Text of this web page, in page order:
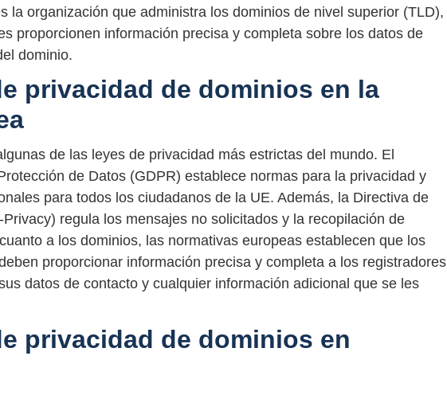
la organización que administra los dominios de nivel superior (TLD),
proporcionen información precisa y completa sobre los datos de
dominio.
privacidad de dominios en la
de las leyes de privacidad más estrictas del mundo. El
de Datos (GDPR) establece normas para la privacidad y
para todos los ciudadanos de la UE. Además, la Directiva de
regula los mensajes no solicitados y la recopilación de
a los dominios, las normativas europeas establecen que los
proporcionar información precisa y completa a los registradores
datos de contacto y cualquier información adicional que se les
privacidad de dominios en